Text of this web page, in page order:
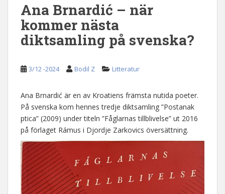
Ana Brnardić – när
kommer nästa
diktsamling på svenska?
3/12 -2024 Bodil Z Litteratur
Ana Brnardić är en av Kroatiens främsta nutida poeter.
På svenska kom hennes tredje diktsamling ”Postanak
ptica” (2009) under titeln ”Fåglarnas tillblivelse” ut 2016
på förlaget Rámus i Djordje Zarkovics översättning.